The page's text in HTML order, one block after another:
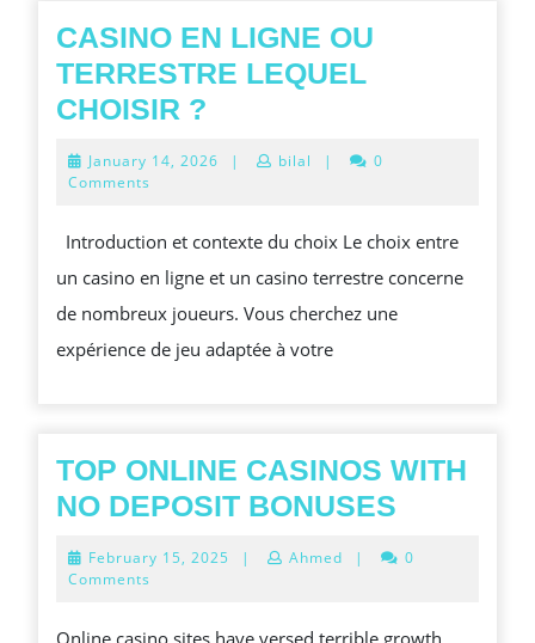
SLOT
CASINO EN LIGNE OU
TERRESTRE LEQUEL
CHOISIR ?
LIGNE
TERRESTRE
LEQUEL
CHOISIR
?
January 14, 2026 January
| bilal |
0
Comments
Introduction et contexte du choix Le choix entre
un casino en ligne et un casino terrestre concerne
de nombreux joueurs. Vous cherchez une
expérience de jeu adaptée à votre
TOP ONLINE CASINOS WITH
NO DEPOSIT BONUSES
February 15, 2025 February
| Ahmed |
0
Comments